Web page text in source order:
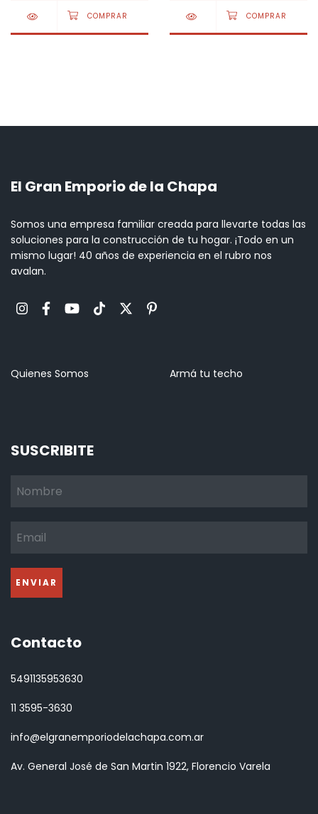
El Gran Emporio de la Chapa
Somos una empresa familiar creada para llevarte todas las
soluciones para la construcción de tu hogar. ¡Todo en un
mismo lugar! 40 años de experiencia en el rubro nos
avalan.
Quienes Somos Armá tu techo
SUSCRIBITE
Contacto
5491135953630
11 3595-3630
info@elgranemporiodelachapa.com.ar
Av. General José de San Martin 1922, Florencio Varela